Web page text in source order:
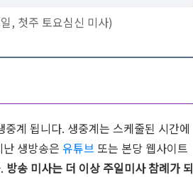
, 첫주 토요심신 미사)
계 됩니다. 생중계는 스케줄된 시간에
생방송은 유튜브 또는 본당 웹사이트
방송 미사는 더 이상 주일미사 참례가 되